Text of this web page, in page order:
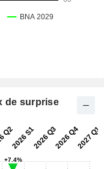
de surprise